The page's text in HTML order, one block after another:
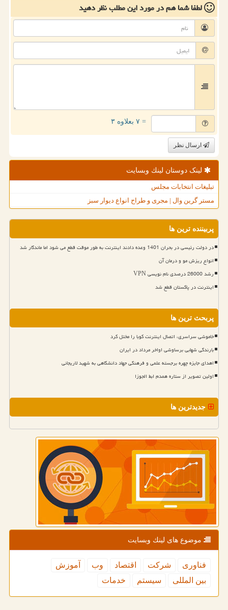
لطفا شما همدر مورد این مطلبنظر دهید
= ۷ بعلاوه ۳
ارسال نظر
لینک دوستان لینك وبسایت
تبلیغات انتخابات مجلس
مستر گرین وال | مجری و طراح انواع دیوار سبز
پربیننده ترین ها
در دولت رئیسی در بحران 1401 وعده دادند اینترنت به طور موقت قطع می شود اما ماندگار شد
انواع ریزش مو و درمان آن
رشد 26000 درصدی نام نویسی VPN
اینترنت در پاکستان قطع شد
پربحث ترین ها
خاموشی سراسری، اتصال اینترنت کوبا را مختل کرد
بارندگی شهابی برساوشی اواخر مرداد در ایران
اهدای جایزه چهره برجسته علمی و فرهنگی جهاد دانشگاهی به شهید لاریجانی
اولین تصویر از ستاره همدم ابط الجوزا
جدیدترین ها
موضوع های لینك وبسایت
فناوری شركت اقتصاد وب
آموزش
بین المللی
سیستم خدمات